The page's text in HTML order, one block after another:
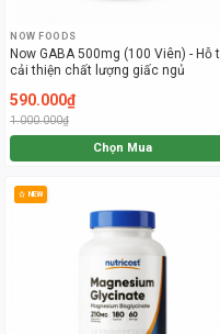
NOW FOODS
Now GABA 500mg (100 Viên) - Hỗ
cải thiện chất lượng giấc ngủ
590.000₫
1.000.000₫
Chọn Mua
NEW